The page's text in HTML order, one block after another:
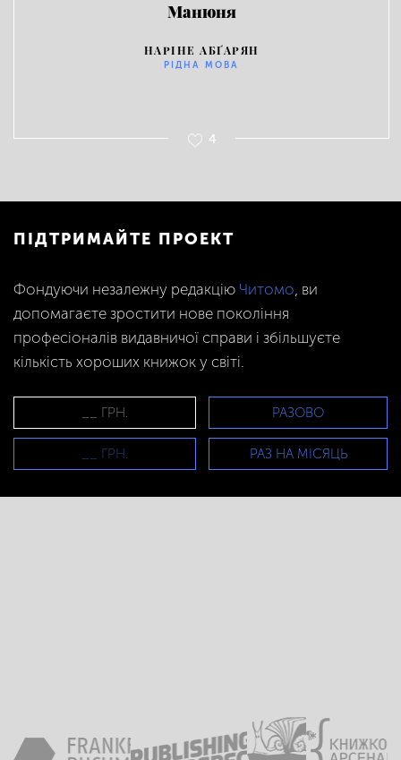
Манюня
НАРІНЕ АБҐАРЯН
РІДНА МОВА
4
ПІДТРИМАЙТЕ ПРОЕКТ
Фондуючи незалежну редакцію Читомо, ви
допомагаєте зростити нове покоління
професіоналів видавничої справи і збільшуєте
кількість хороших книжок у світі.
РАЗОВО
РАЗ НА МІСЯЦЬ